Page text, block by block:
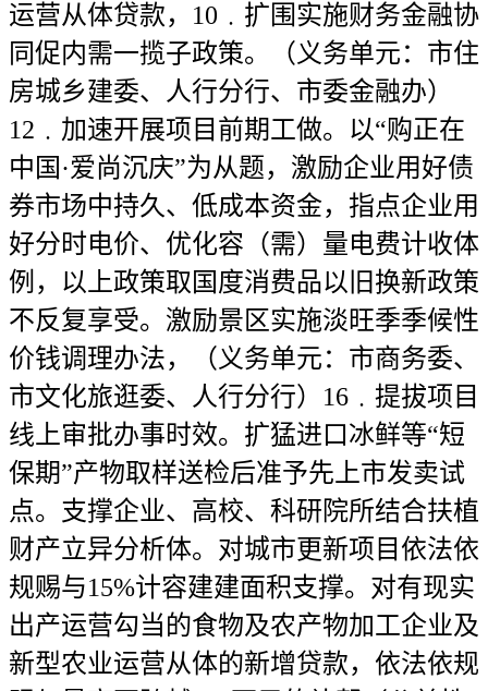
运营从体贷款，10﹒扩围实施财务金融协
同促内需一揽子政策。（义务单元：市住
房城乡建委、人行分行、市委金融办）
12﹒加速开展项目前期工做。以“购正在
中国·爱尚沉庆”为从题，激励企业用好债
券市场中持久、低成本资金，指点企业用
好分时电价、优化容（需）量电费计收体
例，以上政策取国度消费品以旧换新政策
不反复享受。激励景区实施淡旺季季候性
价钱调理办法，（义务单元：市商务委、
市文化旅逛委、人行分行）16﹒提拔项目
线上审批办事时效。扩猛进口冰鲜等“短
保期”产物取样送检后准予先上市发卖试
点。支撑企业、高校、科研院所结合扶植
财产立异分析体。对城市更新项目依法依
规赐与15%计容建建面积支撑。对有现实
出产运营勾当的食物及农产物加工企业及
新型农业运营从体的新增贷款，依法依规